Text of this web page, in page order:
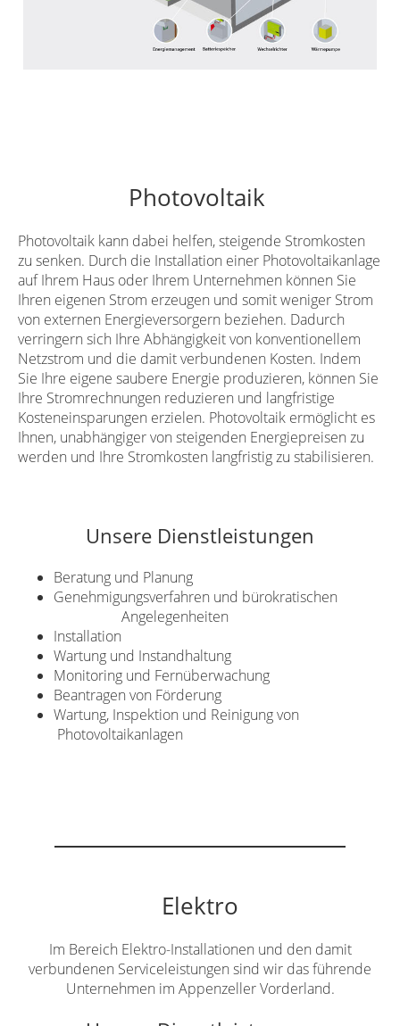
Photovoltaik
Photovoltaik kann dabei helfen, steigende Stromkosten
zu senken. Durch die Installation einer Photovoltaikanlage
auf Ihrem Haus oder Ihrem Unternehmen können Sie
Ihren eigenen Strom erzeugen und somit weniger Strom
von externen Energieversorgern beziehen. Dadurch
verringern sich Ihre Abhängigkeit von konventionellem
Netzstrom und die damit verbundenen Kosten. Indem
Sie Ihre eigene saubere Energie produzieren, können Sie
Ihre Stromrechnungen reduzieren und langfristige
Kosteneinsparungen erzielen. Photovoltaik ermöglicht es
Ihnen, unabhängiger von steigenden Energiepreisen zu
werden und Ihre Stromkosten langfristig zu stabilisieren.
Unsere Dienstleistungen
Beratung und Planung
Genehmigungsverfahren und bürokratischen
Angelegenheiten
Installation
Wartung und Instandhaltung
Monitoring und Fernüberwachung
Beantragen von Förderung
Wartung, Inspektion und Reinigung von
Photovoltaikanlagen
Elektro
Im Bereich Elektro-Installationen und den damit
verbundenen Serviceleistungen sind wir das führende
Unternehmen im Appenzeller Vorderland.